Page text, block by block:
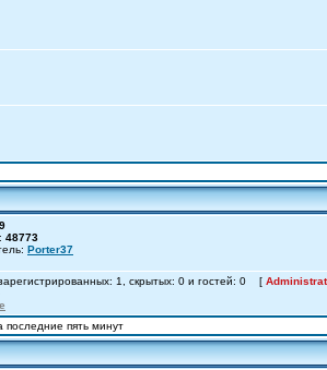
9
48773
Porter37
зарегистрированных: 1, скрытых: 0 и гостей: 0 [
последние пять минут